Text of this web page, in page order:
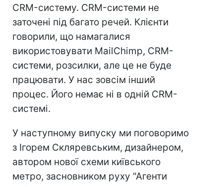
CRM-систему. CRM-системи не
заточені під багато речей. Клієнти
говорили, що намагалися
використовувати MailChimp, CRM-
системи, розсилки, але це не буде
працювати. У нас зовсім інший
процес. Його немає ні в одній CRM-
системі.
У наступному випуску ми поговоримо
з Ігорем Скляревським, дизайнером,
автором нової схеми київського
метро, засновником руху "Агенти